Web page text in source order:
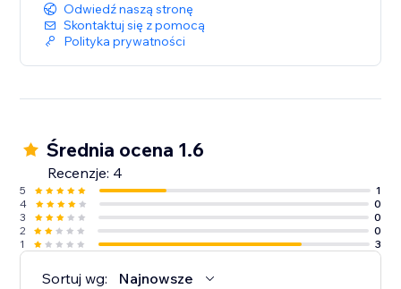
Odwiedź naszą stronę
Skontaktuj się z pomocą
Polityka prywatności
Średnia ocena 1.6
Recenzje: 4
5
1
4
0
3
0
2
0
1
3
Sortuj wg: Najnowsze